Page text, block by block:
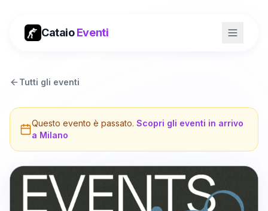
CataioEventi
Tutti gli eventi
Questo evento è passato. Scopri gli eventi in arrivo
a Milano